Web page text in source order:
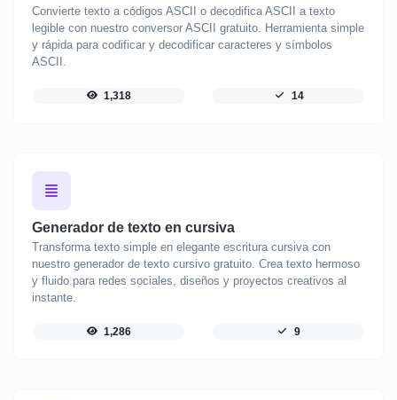
Convierte texto a códigos ASCII o decodifica ASCII a texto
legible con nuestro conversor ASCII gratuito. Herramienta simple
y rápida para codificar y decodificar caracteres y símbolos
ASCII.
1,318 14
Generador de texto en cursiva
Transforma texto simple en elegante escritura cursiva con
nuestro generador de texto cursivo gratuito. Crea texto hermoso
y fluido para redes sociales, diseños y proyectos creativos al
instante.
1,286 9